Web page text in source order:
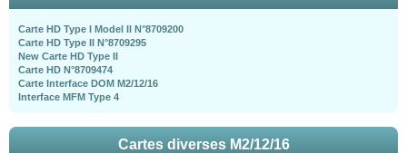
Carte HD Type I Model II N°8709200
Carte HD Type II N°8709295
New Carte HD Type II
Carte HD N°8709474
Carte Interface DOM M2/12/16
Interface MFM Type 4
Cartes diverses M2/12/16